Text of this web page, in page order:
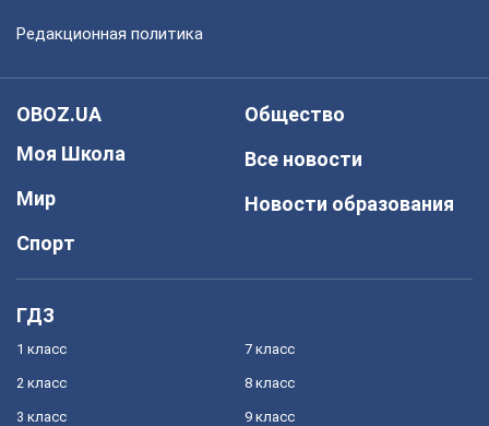
Редакционная политика
OBOZ.UA
Моя Школа
Мир
Спорт
Общество
Все новости
Новости образования
ГДЗ
1 класс
2 класс
3 класс
7 класс
8 класс
9 класс